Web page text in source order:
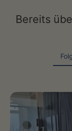
Bereits